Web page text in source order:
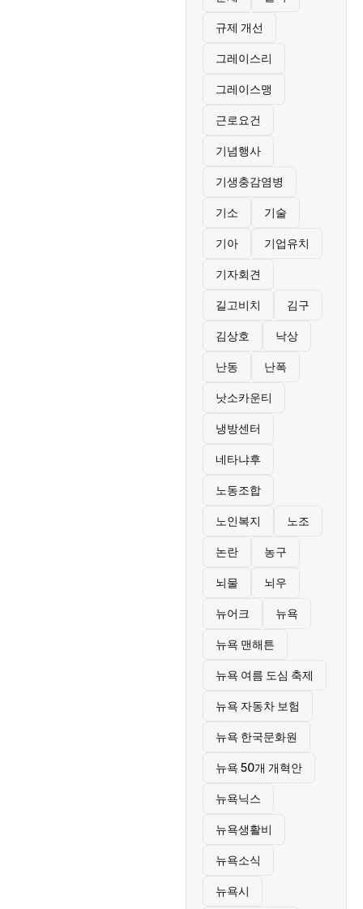
규제 개선
그레이스리
그레이스맹
근로요건
기념행사
기생충감염병
기소 기술
기아 기업유치
기자회견
길고비치 김구
김상호 낙상
난동 난폭
낫소카운티
냉방센터
네타냐후
노동조합
노인복지 노조
논란 농구
뇌물 뇌우
뉴어크 뉴욕
뉴욕 맨해튼
뉴욕 여름 도심 축제
뉴욕 자동차 보험
뉴욕 한국문화원
뉴욕 50개 개혁안
뉴욕닉스
뉴욕생활비
뉴욕소식
뉴욕시